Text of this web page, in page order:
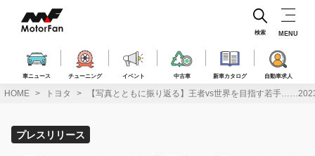
ス
車ニュース チューニング イベント 中古車 新車カタログ 自動車求人
検索 MENU
HOME トヨタ 【写真とともに振り返る】王者vs世界を目指す若手
プレスリリース